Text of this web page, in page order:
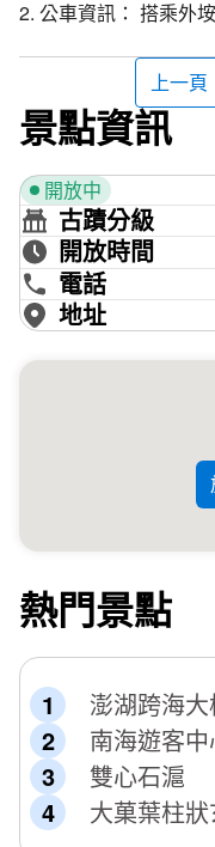
2. 公車資訊： 搭乘外
上一頁
景點資訊
開放中
古蹟分級
開放時間
電話
地址
熱門景點
澎湖跨海
南海遊客中
雙心石滬
大菓葉柱